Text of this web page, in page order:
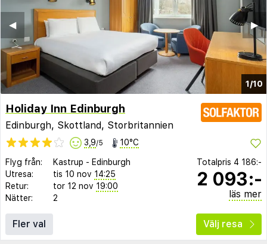
1/10
▶︎
◀︎
Holiday Inn Edinburgh
Edinburgh, Skottland, Storbritannien
3,9/5 10°C
Flyg från: Kastrup - Edinburgh
Utresa:
tis 10 nov 14:25
Retur:
tor 12 nov 19:00
Nätter:
2
Totalpris 4 186:-
2 093:-
läs mer
Fler val Välj resa